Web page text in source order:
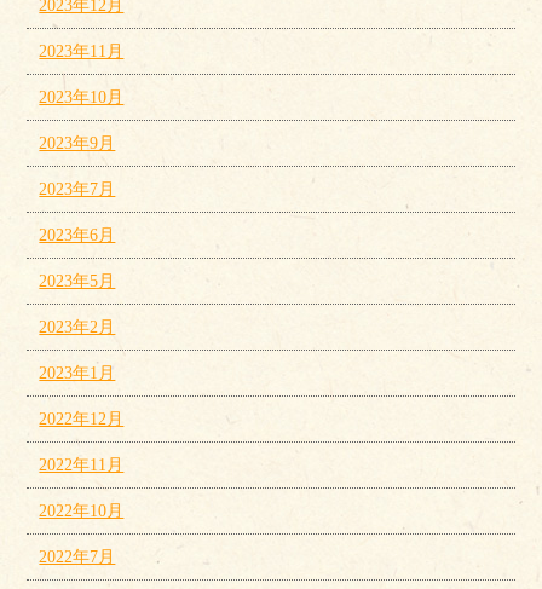
2023年12月
2023年11月
2023年10月
2023年9月
2023年7月
2023年6月
2023年5月
2023年2月
2023年1月
2022年12月
2022年11月
2022年10月
2022年7月